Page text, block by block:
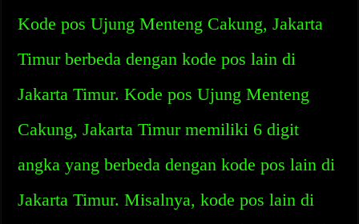
Kode pos Ujung Menteng Cakung, Jakarta
Timur berbeda dengan kode pos lain di
Jakarta Timur. Kode pos Ujung Menteng
Cakung, Jakarta Timur memiliki 6 digit
angka yang berbeda dengan kode pos lain di
Jakarta Timur. Misalnya, kode pos lain di